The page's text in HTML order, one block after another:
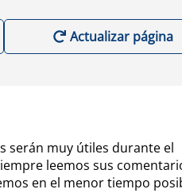
Actualizar página
serán muy útiles durante el
leemos sus
en el menor tiempo